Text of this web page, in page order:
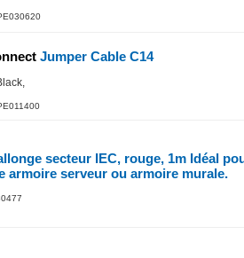
Jumper Cable C14
secteur IEC, rouge, 1m Idéal
armoire serveur ou armoire murale.